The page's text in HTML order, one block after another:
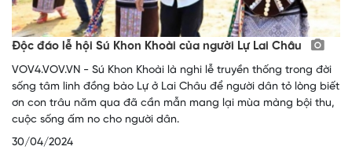
Độc đáo lễ hội Sú Khon Khoài của người Lự Lai Châu
VOV4.VOV.VN - Sú Khon Khoài là nghi lễ truyền thống trong đời
sống tâm linh đồng bào Lự ở Lai Châu để người dân tỏ lòng biết
ơn con trâu năm qua đã cần mẫn mang lại mùa màng bội thu,
cuộc sống ấm no cho người dân.
30/04/2024